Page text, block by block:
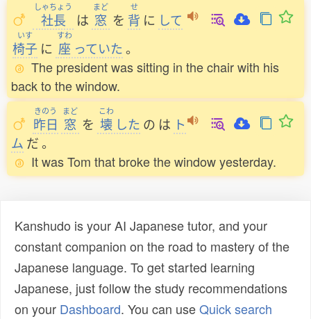
しゃちょう
社長 は
まど
窓 を
せ
背 に して
いす
椅子 に
すわ
座 っていた。
The president was sitting in the chair with his
back to the window.
きのう
昨日
まど
窓 を
こわ
壊 した の は ト
ム だ。
It was Tom that broke the window yesterday.
Kanshudo is your AI Japanese tutor, and your
constant companion on the road to mastery of the
Japanese language. To get started learning
Japanese, just follow the study recommendations
on your Dashboard. You can useQuick search